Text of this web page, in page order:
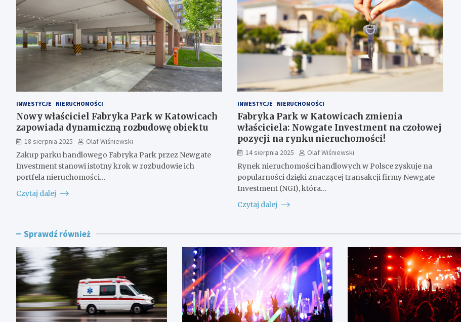
INWESTYCJE NIERUCHOMOŚCI
Nowy właściciel Fabryka Park w Katowicach
zapowiada dynamiczną rozbudowę obiektu
18 sierpnia 2025
Olaf Wiśniewski
Zakup parku handlowego Fabryka Park przez Newgate
Investment stanowi istotny krok w rozbudowie ich
portfela nieruchomości…
Czytaj dalej
INWESTYCJE NIERUCHOMOŚCI
Fabryka Park w Katowicach zmienia
właściciela: Nowgate Investment na czołowej
pozycji na rynku nieruchomości!
14 sierpnia 2025
Olaf Wiśniewski
Rynek nieruchomości handlowych w Polsce zyskuje na
popularności dzięki znaczącej transakcji firmy Newgate
Investment (NGI), która…
Czytaj dalej
Sprawdź również